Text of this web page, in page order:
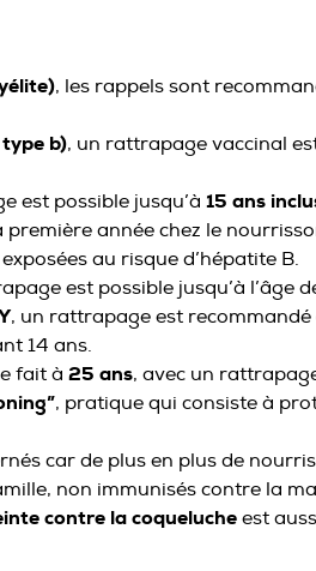
, les rappels sont
b), un rattrapage vaccinal
est possible jusqu’à 15 ans
première année chez le
au risque d’hépatite B.
est possible jusqu’à l’âge
, un rattrapage est recommandé
14 ans.
fait à 25 ans, avec un
, pratique qui consiste à
car de plus en plus de
non immunisés contre la
contre la coqueluche est